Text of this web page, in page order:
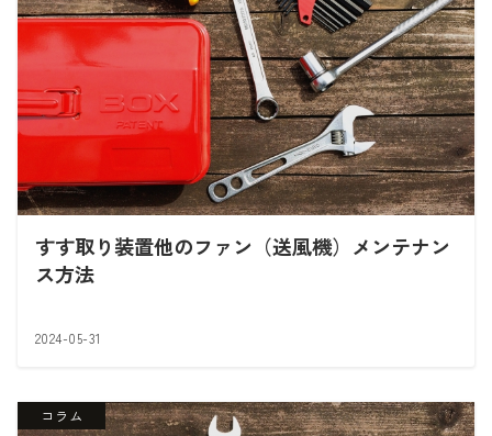
すす取り装置他のファン（送風機）メンテナン
ス方法
2024-05-31
コラム